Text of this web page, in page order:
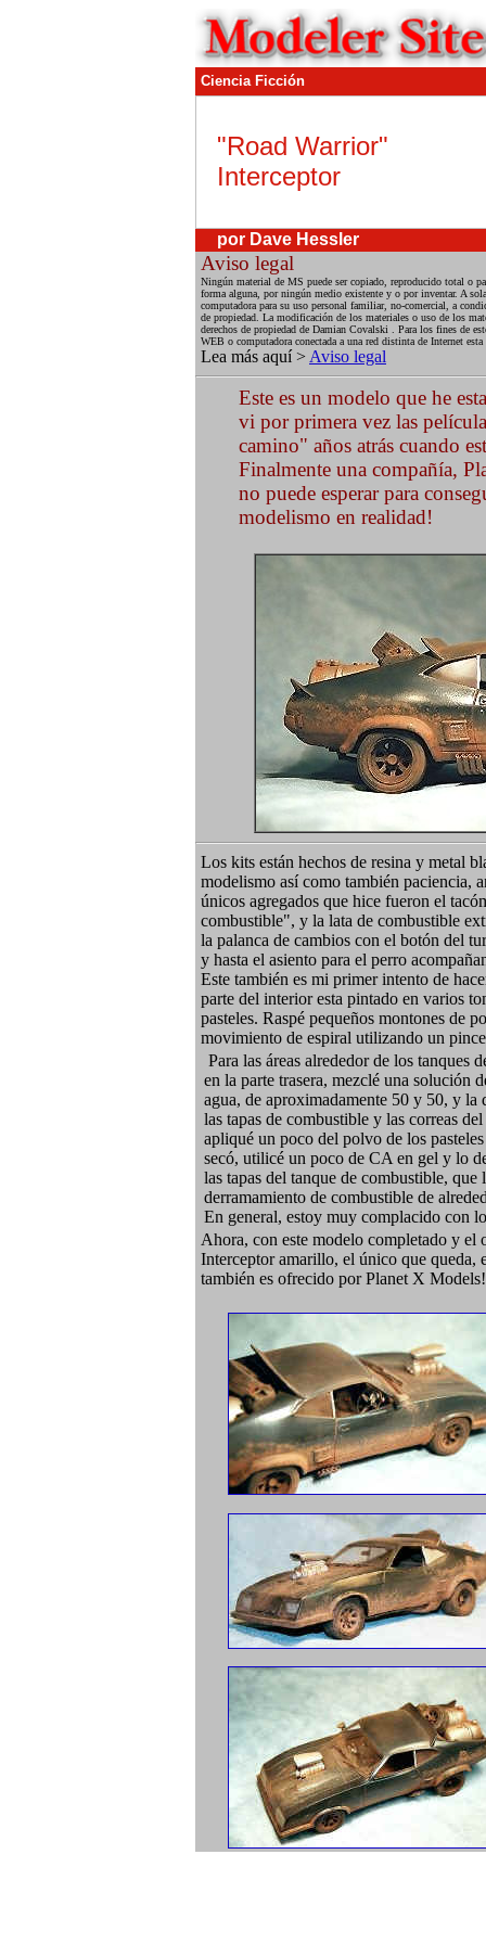
Ciencia Ficción
"Road Warrior"
Interceptor
por Dave Hessler
Aviso legal
Ningún material de MS puede ser copiado, reproducido total o
forma alguna, por ningún medio existente y o por inventar. A
computadora para su uso personal familiar, no-comercial, a
de propiedad. La modificación de los materiales o uso de los
derechos de propiedad de Damian Covalski . Para los fines de
WEB o computadora conectada a una red distinta de Internet
Lea más aquí > Aviso legal
Este es un modelo que he
vi por primera vez las
camino" años atrás cuando
Finalmente una compañía,
no puede esperar para
modelismo en realidad!
Los kits están hechos de resina y metal
modelismo así como también paciencia,
únicos agregados que hice fueron el
combustible", y la lata de combustible
la palanca de cambios con el botón del
y hasta el asiento para el perro
Este también es mi primer intento de
parte del interior esta pintado en varios
pasteles. Raspé pequeños montones de
movimiento de espiral utilizando un
Para las áreas alrededor de los tanques
en la parte trasera, mezclé una solución
agua, de aproximadamente 50 y 50, y la
las tapas de combustible y las correas
apliqué un poco del polvo de los
secó, utilicé un poco de CA en gel y lo
las tapas del tanque de combustible,
derramamiento de combustible de
En general, estoy muy complacido con
Ahora, con este modelo completado y
Interceptor amarillo, el único que
también es ofrecido por Planet X Models!